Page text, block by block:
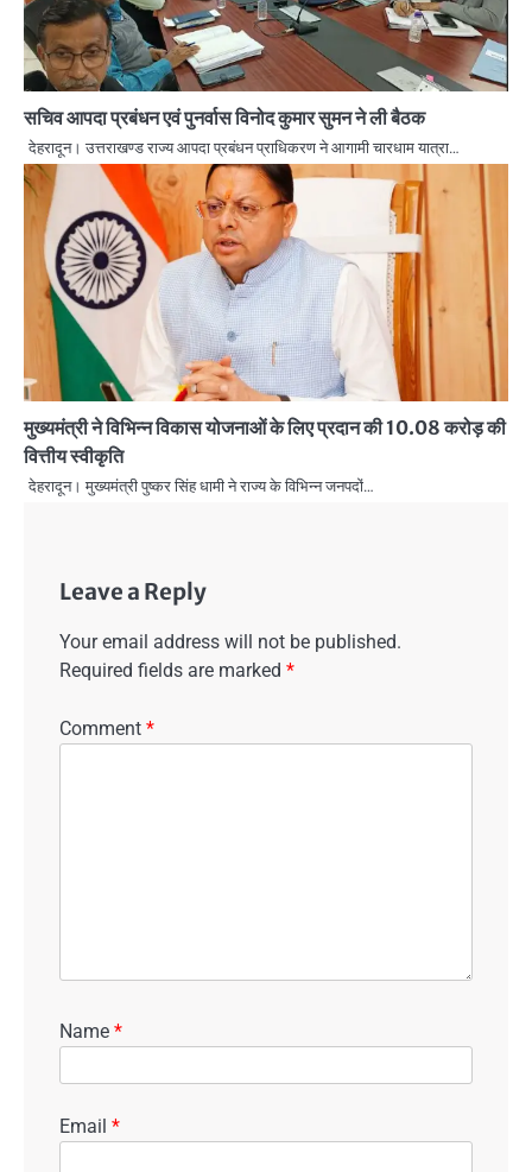
सचिव आपदा प्रबंधन एवं पुनर्वास विनोद कुमार सुमन ने ली बैठक
देहरादून। उत्तराखण्ड राज्य आपदा प्रबंधन प्राधिकरण ने आगामी चारधाम यात्रा…
मुख्यमंत्री ने विभिन्न विकास योजनाओं के लिए प्रदान की 10.08 करोड़ की
वित्तीय स्वीकृति
देहरादून। मुख्यमंत्री पुष्कर सिंह धामी ने राज्य के विभिन्न जनपदों…
Leave a Reply
Your email address will not be published.
Required fields are marked *
Comment *
Name *
Email *